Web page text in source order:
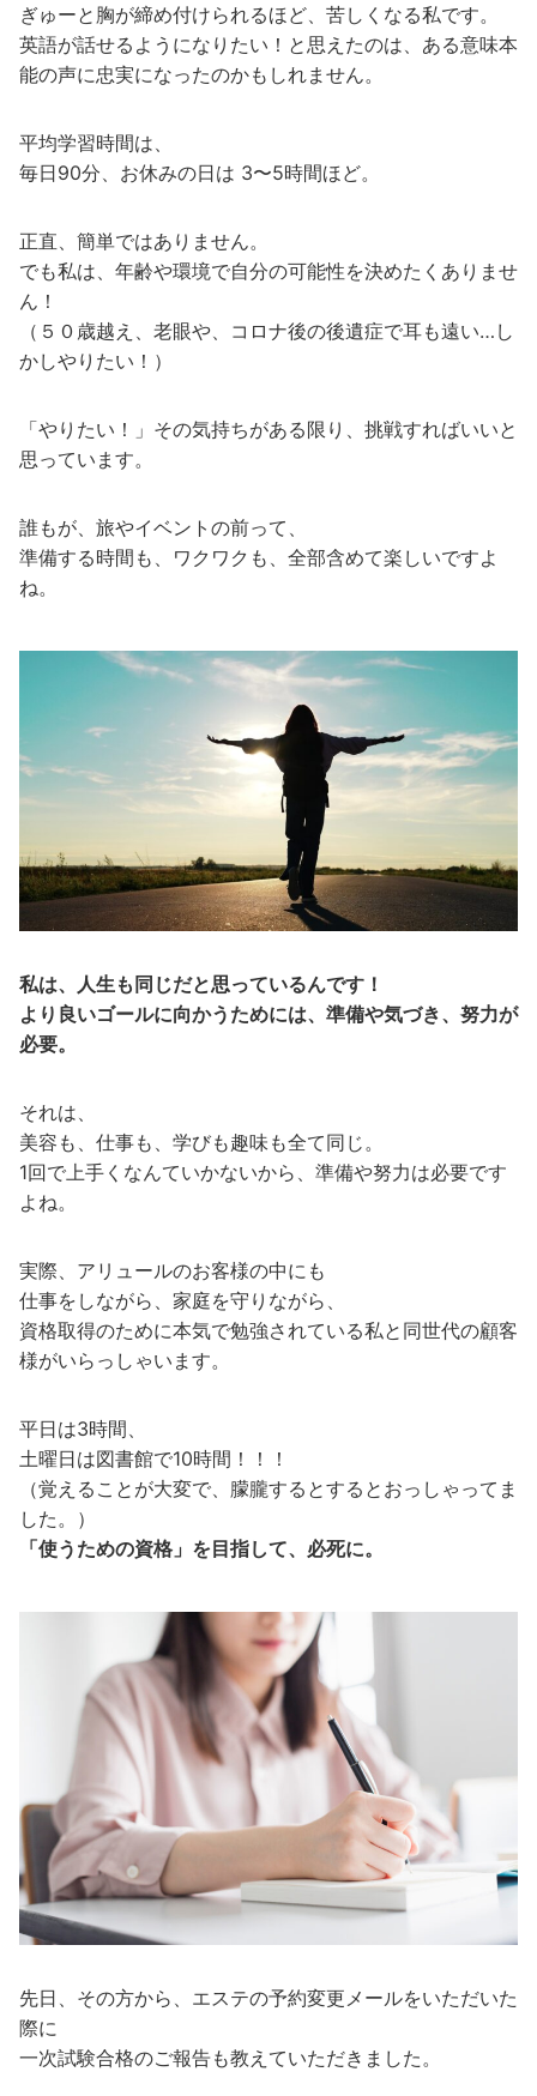
ぎゅーと胸が締め付けられるほど、苦しくなる私です。
英語が話せるようになりたい！と思えたのは、ある意味本
能の声に忠実になったのかもしれません。
平均学習時間は、
毎日90分、お休みの日は 3〜5時間ほど。
正直、簡単ではありません。
でも私は、年齢や環境で自分の可能性を決めたくありませ
ん！
（５０歳越え、老眼や、コロナ後の後遺症で耳も遠い…し
かしやりたい！）
「やりたい！」その気持ちがある限り、挑戦すればいいと
思っています。
誰もが、旅やイベントの前って、
準備する時間も、ワクワクも、全部含めて楽しいですよ
ね。
私は、人生も同じだと思っているんです！
より良いゴールに向かうためには、準備や気づき、努力が
必要。
それは、
美容も、仕事も、学びも趣味も全て同じ。
1回で上手くなんていかないから、準備や努力は必要です
よね。
実際、アリュールのお客様の中にも
仕事をしながら、家庭を守りながら、
資格取得のために本気で勉強されている私と同世代の顧客
様がいらっしゃいます。
平日は3時間、
土曜日は図書館で10時間！！！
（覚えることが大変で、朦朧するとするとおっしゃってま
した。）
「使うための資格」を目指して、必死に。
先日、その方から、エステの予約変更メールをいただいた
際に
一次試験合格のご報告も教えていただきました。